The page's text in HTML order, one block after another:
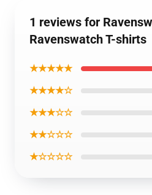
1 reviews for
Ravenswatch T-shirts
★★★★★
★★★★☆
★★★☆☆
★★☆☆☆
★☆☆☆☆